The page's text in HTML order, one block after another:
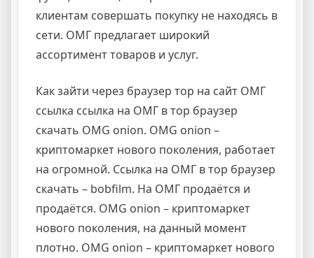
клиентам совершать покупку не находясь в
сети. ОМГ предлагает широкий
ассортимент товаров и услуг.
Как зайти через браузер тор на сайт ОМГ
ссылка ссылка на ОМГ в тор браузер
скачать OMG onion. OMG onion –
криптомаркет нового поколения, работает
на огромной. Ссылка на ОМГ в тор браузер
скачать – bobfilm. На ОМГ продаётся и
продаётся. OMG onion – криптомаркет
нового поколения, на данный момент
плотно. OMG onion – криптомаркет нового